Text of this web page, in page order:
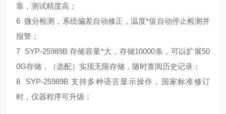
靠，测试精度高；
6 微分检测，系统偏差自动修正，温度*值自动停止检测并
报警；
7 SYP-25989B 存储容量*大，存储10000条，可以扩展50
0G存储，（选配）实现无限存储，随时查阅历史记录；
8 SYP-25989B 支持多种语言显示操作，国家标准修订
时，仪器程序可升级；